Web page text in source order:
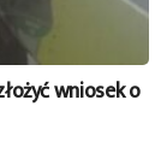
wniosek o